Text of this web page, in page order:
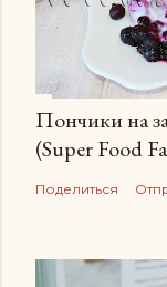
Пончики на
(Super Food
Поделиться